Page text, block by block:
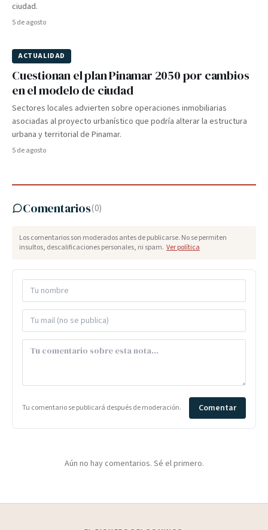
ciudad.
5 de agosto
ACTUALIDAD
Cuestionan el plan Pinamar 2050 por cambios
en el modelo de ciudad
Sectores locales advierten sobre operaciones inmobiliarias
asociadas al proyecto urbanístico que podría alterar la estructura
urbana y territorial de Pinamar.
5 de agosto
Comentarios(0)
Los comentarios son moderados antes de publicarse. No se permiten
insultos, descalificaciones personales, ni spam. Ver política
Tu comentario se publicará después de moderación. Comentar
Aún no hay comentarios. Sé el primero.